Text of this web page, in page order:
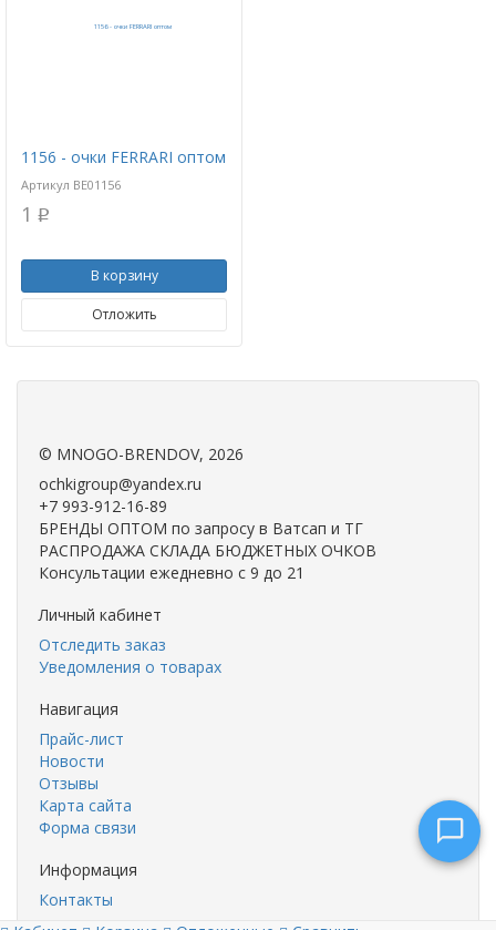
1156 - очки FERRARI оптом
Артикул BE01156
1 p
В корзину
Отложить
заказам
Сейчас недоступен
© MNOGO-BRENDOV, 2026
ochkigroup@yandex.ru
+7 993-912-16-89
БРЕНДЫ ОПТОМ по запросу в Ватсап и ТГ
РАСПРОДАЖА СКЛАДА БЮДЖЕТНЫХ ОЧКОВ
Консультации ежедневно с 9 до 21
Личный кабинет
Отследить заказ
Уведомления о товарах
Навигация
Прайс-лист
Новости
Отзывы
Карта сайта
Форма связи
Информация
Контакты